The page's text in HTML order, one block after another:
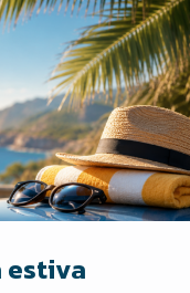
estiva